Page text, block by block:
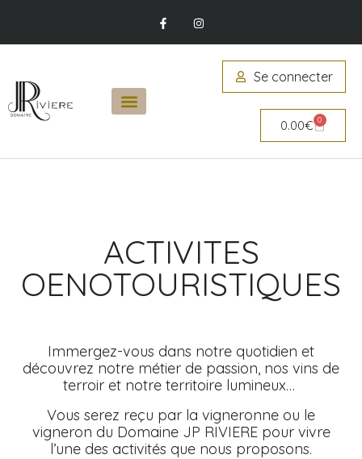
Se connecter
0.00€ 0
ACTIVITES
OENOTOURISTIQUES
Immergez-vous dans notre quotidien et
découvrez notre métier de passion, nos vins de
terroir et notre territoire lumineux…
Vous serez reçu par la vigneronne ou le
vigneron du Domaine JP RIVIERE pour vivre
l’une des activités que nous proposons.